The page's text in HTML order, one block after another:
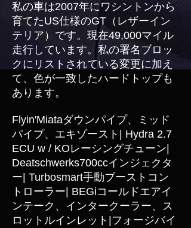
私の車は2007年にワシントンから
育てたUS仕様のGT（レザーイン
テリア）です。現在49,000マイル
走行しています。私の署名ブロッ
クにリストされている変更に加え
て、色が一致したハードトップも
あります。
Flyin'Miataダウンパイプ、ミッド
パイプ、エキゾースト| Hydra 2.7
ECU w / KOレーシングチューン|
Deatschwerks700ccインジェクタ
ー| Turbosmart手動ブーストコン
トローラー| BEGiコールドエアイ
ンテーク、インタークーラー、ス
ロットルインレット|フォージバイ